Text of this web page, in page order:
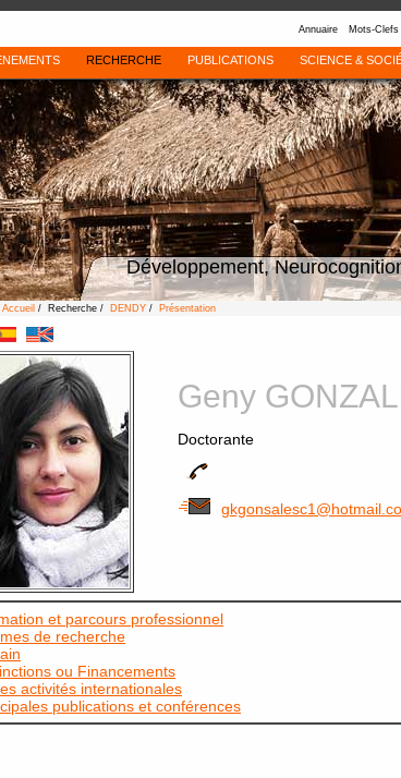
Annuaire Mots-Clefs
RECHERCHE PUBLICATIONS SCIENCE &
Développement,
Accueil / Recherche / DENDY / Présentation
Geny
Doctorante
et parcours professionnel
de recherche
ou Financements
activités internationales
publications et conférences